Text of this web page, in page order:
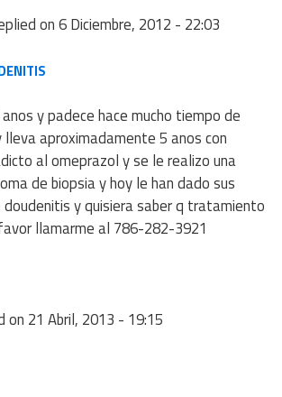
on6 Diciembre, 2012 - 22:03
y padece hace mucho tiempo de
aproximadamente 5 anos con
al omeprazol y se le realizo una
de biopsia y hoy le han dado sus
y quisiera saber q tratamiento
llamarme al 786-282-3921
on 21 Abril, 2013 - 19:15